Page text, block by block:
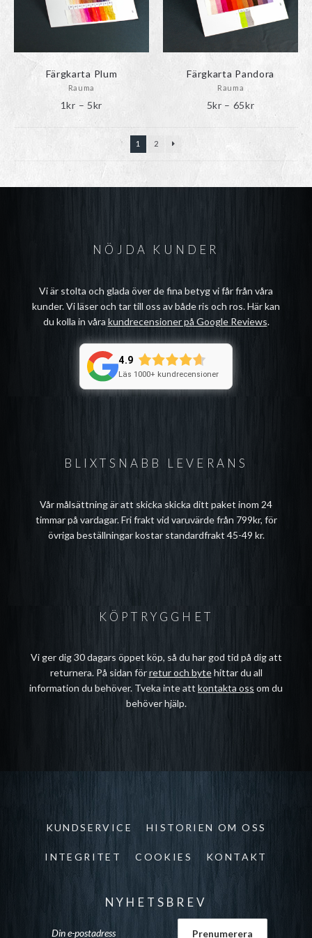
Färgkarta Plum
Rauma
1kr – 5kr
alternativen
kan
på
Färgkarta Pandora
Rauma
5kr – 65kr
alternativen
kan
på
1 2
BLIXTSNABB LEVERANS
Vår målsättning är att skicka skicka ditt paket inom 24
timmar på vardagar. Fri frakt vid varuvärde från 799kr, för
övriga beställningar kostar standardfrakt 45-49 kr.
NÖJDA KUNDER
Vi är stolta och glada över de fina betyg vi får från våra
kunder. Vi läser och tar till oss av både ris och ros. Här kan
du kolla in våra kundrecensioner på Google Reviews.
4.9
Läs 1000+ kundrecensioner
KÖPTRYGGHET
Vi ger dig 30 dagars öppet köp, så du har god tid på dig att
returnera. På sidan förretur och bytehittar du all
information du behöver. Tveka inte att kontakta oss om du
behöver hjälp.
KUNDSERVICE HISTORIEN OM OSS
INTEGRITET COOKIES KONTAKT
NYHETSBREV